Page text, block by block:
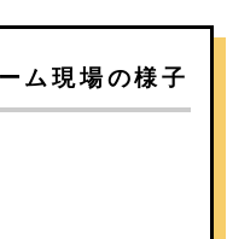
ム現場の様子